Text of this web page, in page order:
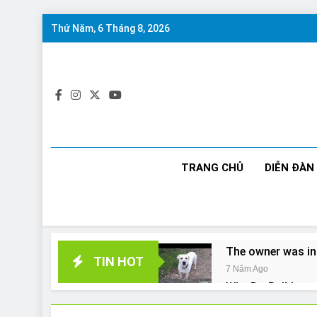
Skip
Thứ Năm, 6 Tháng 8, 2026
TRANG CHỦ DIỄN ĐÀN
TIN HOT
The owner was
7 Năm Ago
Why Do
7 Năm Ago